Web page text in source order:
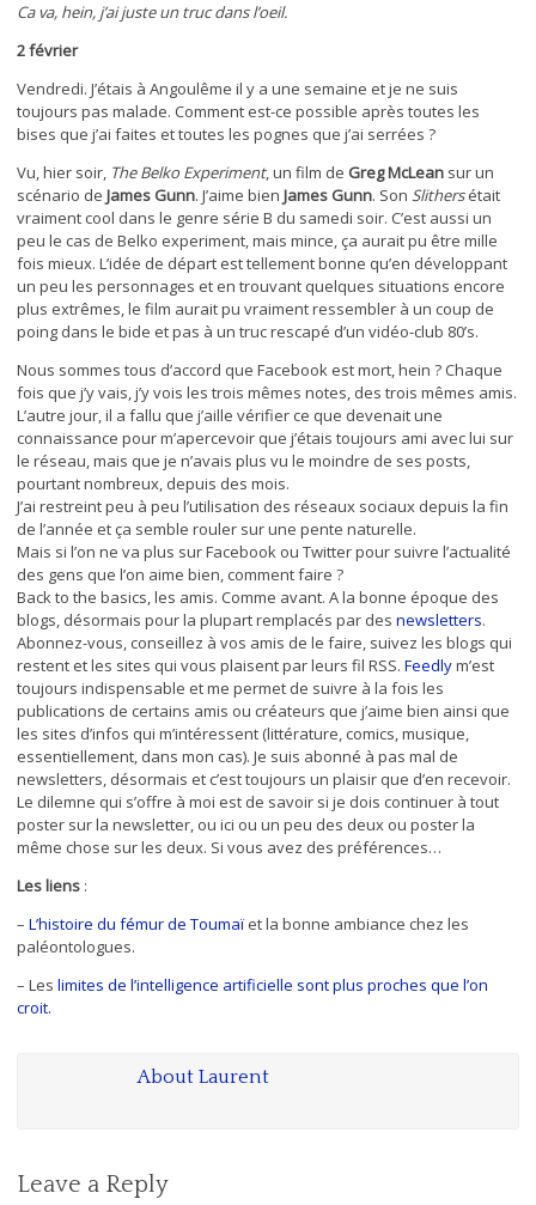
Ca va, hein, j’ai juste un truc dans l’oeil.
2 février
Vendredi. J’étais à Angoulême il y a une semaine et je ne suis
toujours pas malade. Comment est-ce possible après toutes les
bises que j’ai faites et toutes les pognes que j’ai serrées ?
Vu, hier soir, The Belko Experiment, un film de Greg McLean sur un
scénario de James Gunn. J’aime bien James Gunn. Son Slithersétait
vraiment cool dans le genre série B du samedi soir. C’est aussi un
peu le cas de Belko experiment, mais mince, ça aurait pu être mille
fois mieux. L’idée de départ est tellement bonne qu’en développant
un peu les personnages et en trouvant quelques situations encore
plus extrêmes, le film aurait pu vraiment ressembler à un coup de
poing dans le bide et pas à un truc rescapé d’un vidéo-club 80’s.
Nous sommes tous d’accord que Facebook est mort, hein ? Chaque
fois que j’y vais, j’y vois les trois mêmes notes, des trois mêmes amis.
L’autre jour, il a fallu que j’aille vérifier ce que devenait une
connaissance pour m’apercevoir que j’étais toujours ami avec lui sur
le réseau, mais que je n’avais plus vu le moindre de ses posts,
pourtant nombreux, depuis des mois.
J’ai restreint peu à peu l’utilisation des réseaux sociaux depuis la fin
de l’année et ça semble rouler sur une pente naturelle.
Mais si l’on ne va plus sur Facebook ou Twitter pour suivre l’actualité
des gens que l’on aime bien, comment faire ?
Back to the basics, les amis. Comme avant. A la bonne époque des
blogs, désormais pour la plupart remplacés par des newsletters.
Abonnez-vous, conseillez à vos amis de le faire, suivez les blogs qui
restent et les sites qui vous plaisent par leurs fil RSS. Feedlym’est
toujours indispensable et me permet de suivre à la fois les
publications de certains amis ou créateurs que j’aime bien ainsi que
les sites d’infos qui m’intéressent (littérature, comics, musique,
essentiellement, dans mon cas). Je suis abonné à pas mal de
newsletters, désormais et c’est toujours un plaisir que d’en recevoir.
Le dilemne qui s’offre à moi est de savoir si je dois continuer à tout
poster sur la newsletter, ou ici ou un peu des deux ou poster la
même chose sur les deux. Si vous avez des préférences…
Les liens :
– L’histoire du fémur de Toumaïet la bonne ambiance chez les
paléontologues.
– Les limites de l’intelligence artificielle sont plus proches que l’on
croit.
About Laurent
Leave a Reply